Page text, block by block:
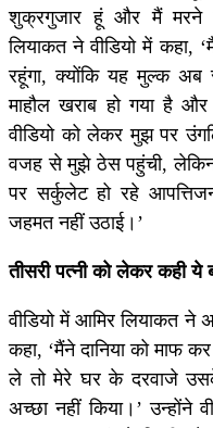
शुक्रगुजार हूं और मैं मरने
लियाकत ने वीडियो में कहा,
रहूंगा, क्योंकि यह मुल्क अब
माहौल खराब हो गया है
वीडियो को लेकर मुझ पर
वजह से मुझे ठेस पहुंची, लेकिन
पर सर्कुलेट हो रहे
जहमत नहीं उठाई।’
तीसरी पत्नी को लेकर कही ये
वीडियो में आमिर लियाकत ने
कहा, ‘मैंने दानिया को माफ
ले तो मेरे घर के दरवाजे
अच्छा नहीं किया।’ उन्होंने